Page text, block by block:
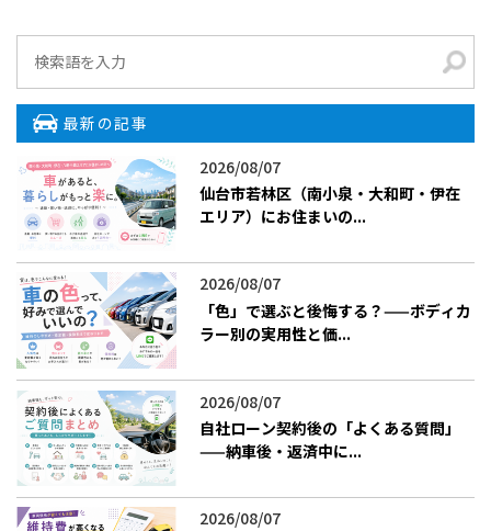
最新の記事
2026/08/07
仙台市若林区（南小泉・大和町・伊在
エリア）にお住まいの...
2026/08/07
「色」で選ぶと後悔する？——ボディカ
ラー別の実用性と価...
2026/08/07
自社ローン契約後の「よくある質問」
——納車後・返済中に...
2026/08/07